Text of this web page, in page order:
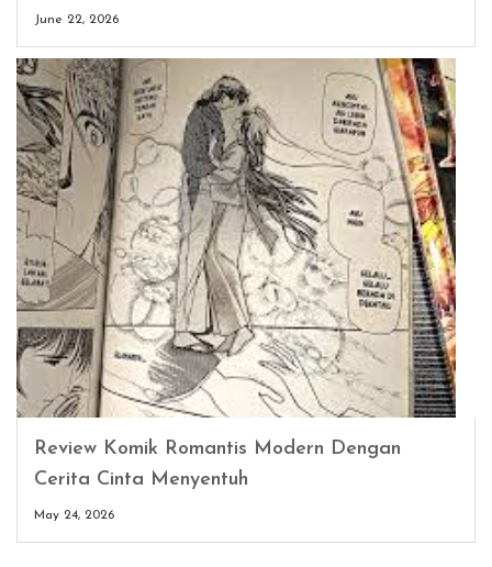
June 22, 2026
Review Komik Romantis Modern Dengan
Cerita Cinta Menyentuh
May 24, 2026